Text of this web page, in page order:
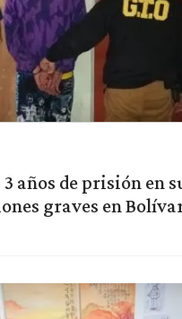
años de prisión en
graves en